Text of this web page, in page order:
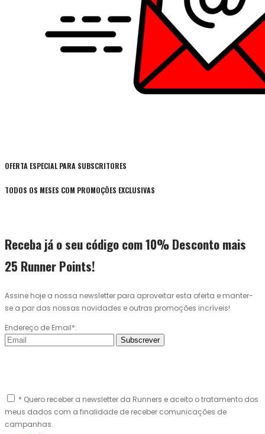
OFERTA ESPECIAL PARA SUBSCRITORES
TODOS OS MESES COM PROMOÇÕES EXCLUSIVAS
Receba já o seu código com 10% Desconto mais
25 Runner Points!
Assine hoje a nossa newsletter para aproveitar esta oferta e manter-
se a par das nossas novidades e outras promoções incríveis!
Endereço de Email*:
Subscrever
* Quero receber a newsletter da Runners e aceito o tratamento dos
meus dados com a finalidade de receber comunicações de
campanhas.